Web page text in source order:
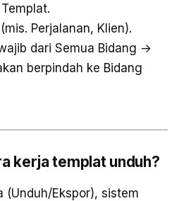
Perjalanan, Klien).
dari Semua Bidang →
berpindah ke Bidang
kerja templat unduh?
(Unduh/Ekspor), sistem